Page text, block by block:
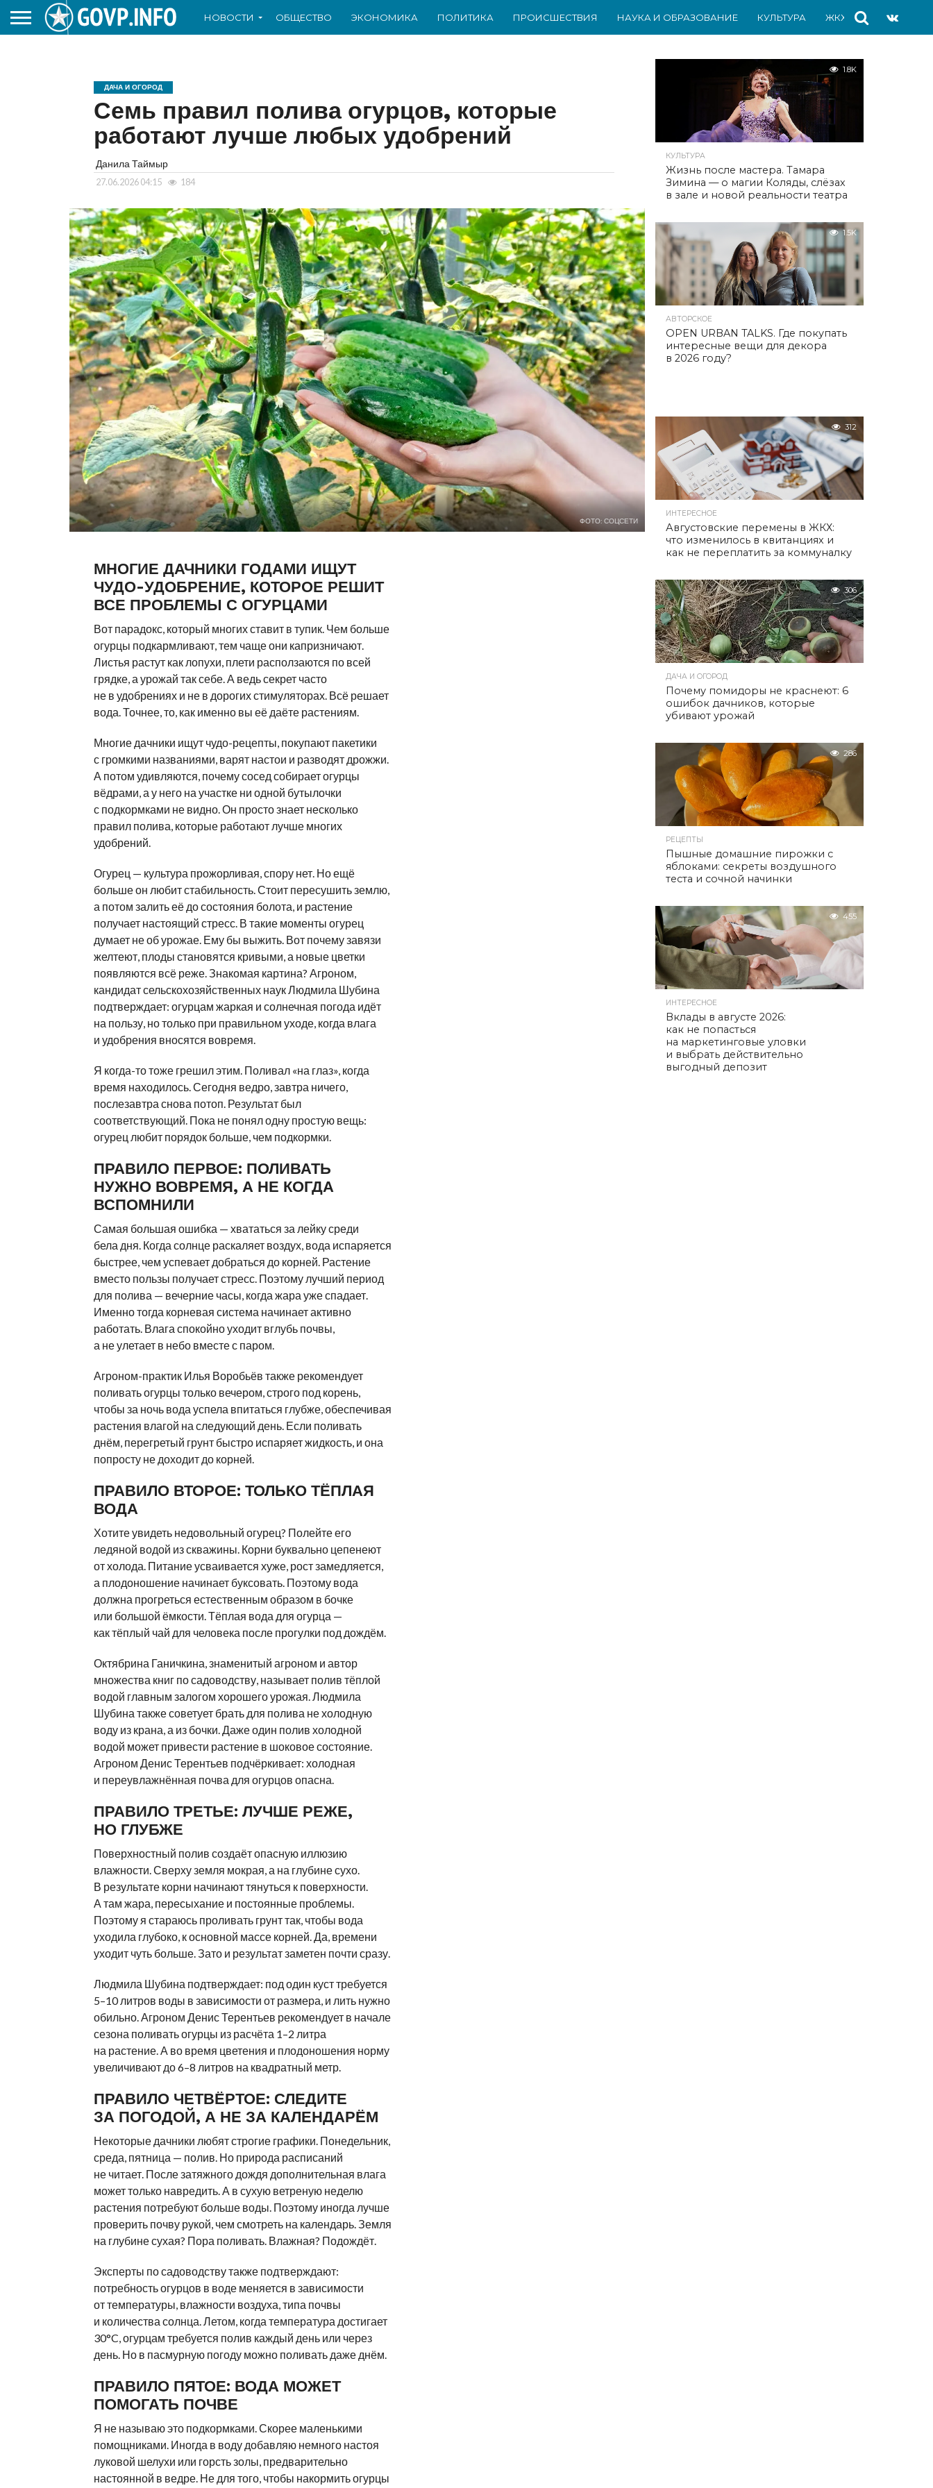
НОВОСТИ ОБЩЕСТВО ЭКОНОМИКА ПОЛИТИКА ПРОИСШЕСТВИЯ НАУКА И ОБРАЗОВАНИЕ КУЛЬТУРА ЖКХ СПОРТ
ДАЧА И ОГОРОД
Семь правил полива огурцов, которые
работают лучше любых удобрений
Данила Таймыр
27.06.2026 04:15 184
ФОТО: СОЦСЕТИ
МНОГИЕ ДАЧНИКИ ГОДАМИ ИЩУТ
ЧУДО-УДОБРЕНИЕ, КОТОРОЕ РЕШИТ
ВСЕ ПРОБЛЕМЫ С ОГУРЦАМИ
Вот парадокс, который многих ставит в тупик. Чем больше
огурцы подкармливают, тем чаще они капризничают.
Листья растут как лопухи, плети расползаются по всей
грядке, а урожай так себе. А ведь секрет часто
не в удобрениях и не в дорогих стимуляторах. Всё решает
вода. Точнее, то, как именно вы её даёте растениям.
Многие дачники ищут чудо-рецепты, покупают пакетики
с громкими названиями, варят настои и разводят дрожжи.
А потом удивляются, почему сосед собирает огурцы
вёдрами, а у него на участке ни одной бутылочки
с подкормками не видно. Он просто знает несколько
правил полива, которые работают лучше многих
удобрений.
Огурец — культура прожорливая, спору нет. Но ещё
больше он любит стабильность. Стоит пересушить землю,
а потом залить её до состояния болота, и растение
получает настоящий стресс. В такие моменты огурец
думает не об урожае. Ему бы выжить. Вот почему завязи
желтеют, плоды становятся кривыми, а новые цветки
появляются всё реже. Знакомая картина? Агроном,
кандидат сельскохозяйственных наук Людмила Шубина
подтверждает: огурцам жаркая и солнечная погода идёт
на пользу, но только при правильном уходе, когда влага
и удобрения вносятся вовремя.
Я когда-то тоже грешил этим. Поливал «на глаз», когда
время находилось. Сегодня ведро, завтра ничего,
послезавтра снова потоп. Результат был
соответствующий. Пока не понял одну простую вещь:
огурец любит порядок больше, чем подкормки.
ПРАВИЛО ПЕРВОЕ: ПОЛИВАТЬ
НУЖНО ВОВРЕМЯ, А НЕ КОГДА
ВСПОМНИЛИ
Самая большая ошибка — хвататься за лейку среди
бела дня. Когда солнце раскаляет воздух, вода испаряется
быстрее, чем успевает добраться до корней. Растение
вместо пользы получает стресс. Поэтому лучший период
для полива — вечерние часы, когда жара уже спадает.
Именно тогда корневая система начинает активно
работать. Влага спокойно уходит вглубь почвы,
а не улетает в небо вместе с паром.
Агроном-практик Илья Воробьёв также рекомендует
поливать огурцы только вечером, строго под корень,
чтобы за ночь вода успела впитаться глубже, обеспечивая
растения влагой на следующий день. Если поливать
днём, перегретый грунт быстро испаряет жидкость, и она
попросту не доходит до корней.
ПРАВИЛО ВТОРОЕ: ТОЛЬКО ТЁПЛАЯ
ВОДА
Хотите увидеть недовольный огурец? Полейте его
ледяной водой из скважины. Корни буквально цепенеют
от холода. Питание усваивается хуже, рост замедляется,
а плодоношение начинает буксовать. Поэтому вода
должна прогреться естественным образом в бочке
или большой ёмкости. Тёплая вода для огурца —
как тёплый чай для человека после прогулки под дождём.
Октябрина Ганичкина, знаменитый агроном и автор
множества книг по садоводству, называет полив тёплой
водой главным залогом хорошего урожая. Людмила
Шубина также советует брать для полива не холодную
воду из крана, а из бочки. Даже один полив холодной
водой может привести растение в шоковое состояние.
Агроном Денис Терентьев подчёркивает: холодная
и переувлажнённая почва для огурцов опасна.
ПРАВИЛО ТРЕТЬЕ: ЛУЧШЕ РЕЖЕ,
НО ГЛУБЖЕ
Поверхностный полив создаёт опасную иллюзию
влажности. Сверху земля мокрая, а на глубине сухо.
В результате корни начинают тянуться к поверхности.
А там жара, пересыхание и постоянные проблемы.
Поэтому я стараюсь проливать грунт так, чтобы вода
уходила глубоко, к основной массе корней. Да, времени
уходит чуть больше. Зато и результат заметен почти сразу.
Людмила Шубина подтверждает: под один куст требуется
5–10 литров воды в зависимости от размера, и лить нужно
обильно. Агроном Денис Терентьев рекомендует в начале
сезона поливать огурцы из расчёта 1–2 литра
на растение. А во время цветения и плодоношения норму
увеличивают до 6–8 литров на квадратный метр.
ПРАВИЛО ЧЕТВЁРТОЕ: СЛЕДИТЕ
ЗА ПОГОДОЙ, А НЕ ЗА КАЛЕНДАРЁМ
Некоторые дачники любят строгие графики. Понедельник,
среда, пятница — полив. Но природа расписаний
не читает. После затяжного дождя дополнительная влага
может только навредить. А в сухую ветреную неделю
растения потребуют больше воды. Поэтому иногда лучше
проверить почву рукой, чем смотреть на календарь. Земля
на глубине сухая? Пора поливать. Влажная? Подождёт.
Эксперты по садоводству также подтверждают:
потребность огурцов в воде меняется в зависимости
от температуры, влажности воздуха, типа почвы
и количества солнца. Летом, когда температура достигает
30°C, огурцам требуется полив каждый день или через
день. Но в пасмурную погоду можно поливать даже днём.
ПРАВИЛО ПЯТОЕ: ВОДА МОЖЕТ
ПОМОГАТЬ ПОЧВЕ
Я не называю это подкормками. Скорее маленькими
помощниками. Иногда в воду добавляю немного настоя
луковой шелухи или горсть золы, предварительно
настоянной в ведре. Не для того, чтобы накормить огурцы
1.8K
КУЛЬТУРА
Жизнь после мастера. Тамара
Зимина — о магии Коляды, слёзах
в зале и новой реальности театра
1.5K
АВТОРСКОЕ
OPEN URBAN TALKS. Где покупать
интересные вещи для декора
в 2026 году?
312
ИНТЕРЕСНОЕ
Августовские перемены в ЖКХ:
что изменилось в квитанциях и
как не переплатить за коммуналку
306
ДАЧА И ОГОРОД
Почему помидоры не краснеют: 6
ошибок дачников, которые
убивают урожай
286
РЕЦЕПТЫ
Пышные домашние пирожки с
яблоками: секреты воздушного
теста и сочной начинки
455
ИНТЕРЕСНОЕ
Вклады в августе 2026:
как не попасться
на маркетинговые уловки
и выбрать действительно
выгодный депозит